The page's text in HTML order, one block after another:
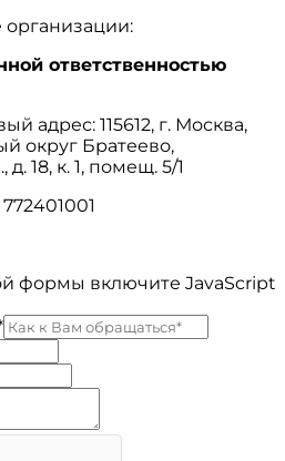
ответственностью
адрес: 115612, г. Москва,
округ Братеево,
18, к. 1, помещ. 5/1
формы включите JavaScript